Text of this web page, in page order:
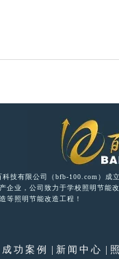
技有限公司（bfb-100.com）成
企业，公司致力于学校照明节能
等照明节能改造工程！
成功案例 新闻中心